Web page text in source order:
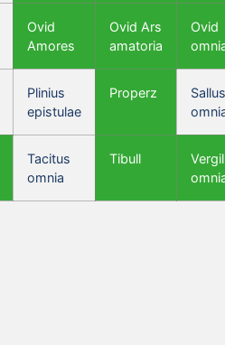
Ovid
Amores
Ovid Ars
amatoria
Ovid
Plinius
epistulae
Properz
Tacitus
omnia
Tibull
Vergil